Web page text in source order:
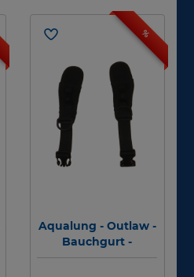
%
Aqualung - Outlaw -
Bauchgurt -
Abverkauf - #